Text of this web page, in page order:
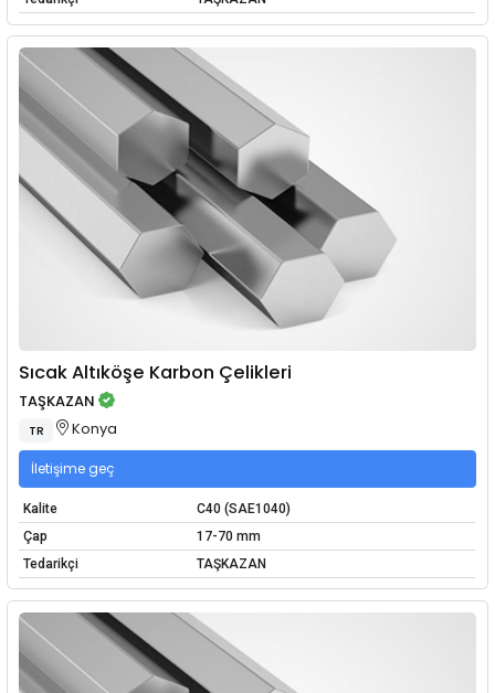
Sıcak Altıköşe Karbon Çelikleri
TAŞKAZAN
TR Konya
İletişime geç
Kalite
C40 (SAE1040)
Çap
17-70 mm
Tedarikçi
TAŞKAZAN